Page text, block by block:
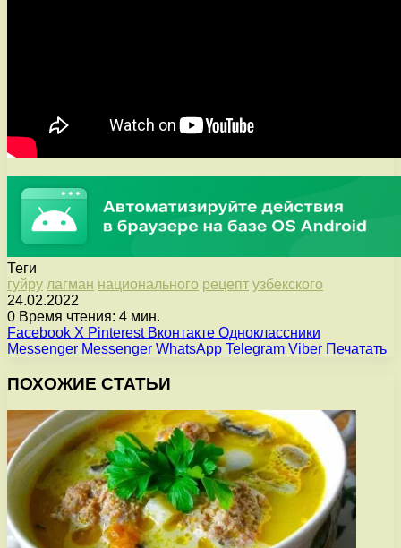
Теги
гуйру лагман национального рецепт узбекского
24.02.2022
0 Время чтения: 4 мин.
Facebook X Pinterest Вконтакте Одноклассники
Messenger Messenger WhatsApp Telegram Viber Печатать
ПОХОЖИЕ СТАТЬИ